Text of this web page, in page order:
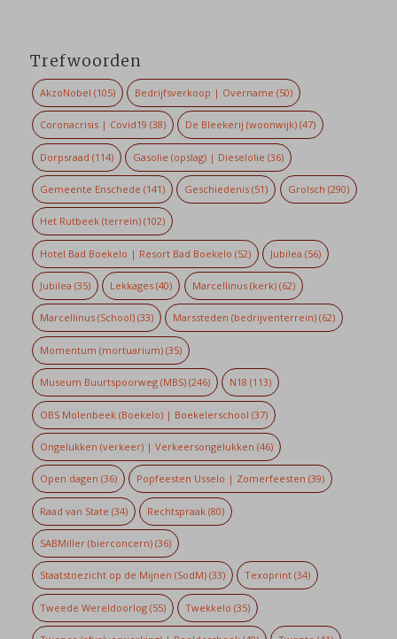
Trefwoorden
AkzoNobel (105) Bedrijfsverkoop | Overname (50)
Coronacrisis | Covid19 (38) De Bleekerij (woonwijk) (47)
Dorpsraad (114) Gasolie (opslag) | Dieselolie (36)
Gemeente Enschede (141) Geschiedenis (51) Grolsch (290)
Het Rutbeek (terrein)(102)
Hotel Bad Boekelo | Resort Bad Boekelo (52) Jubilea (56)
Jubilea (35) Lekkages (40) Marcellinus (kerk)(62)
Marcellinus (School)(33) Marssteden (bedrijventerrein) (62)
Momentum (mortuarium)(35)
Museum Buurtspoorweg (MBS)(246) N18 (113)
OBS Molenbeek (Boekelo) | Boekelerschool (37)
Ongelukken (verkeer) | Verkeersongelukken (46)
Open dagen (36) Popfeesten Usselo | Zomerfeesten (39)
Raad van State (34) Rechtspraak (80)
SABMiller (bierconcern)(36)
Staatstoezicht op de Mijnen (SodM)(33) Texoprint (34)
Tweede Wereldoorlog(55) Twekkelo (35)